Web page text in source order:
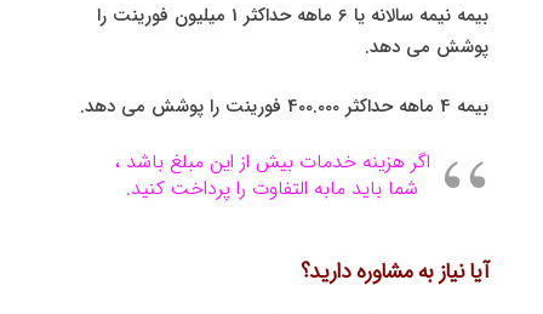
بیمه نیمه سالانه یا 6 ماهه حداکثر 1 میلیون فورینت را
پوشش می دهد.
بیمه 4 ماهه حداکثر 400.000 فورینت را پوشش می دهد.
اگر هزینه خدمات بیش از این مبلغ باشد ،
شما باید مابه التفاوت را پرداخت کنید.
آیا نیاز به مشاوره دارید؟